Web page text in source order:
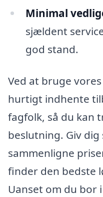
Minimal
sjældent
god stand.
Ved at bruge
hurtigt indhente
fagfolk, så du kan
beslutning. Giv
sammenligne
finder den bedste
Uanset om du bor